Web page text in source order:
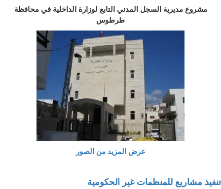
مشروع مديرية السجل المدني التابع لوزارة الداخلية في محافظة
طرطوس
عرض المزيد من الصور
تنفيذ مشاريع للمنظمات غير الحكومية